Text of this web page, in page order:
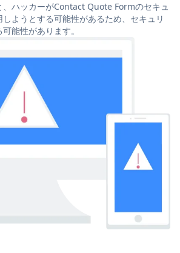
、ハッカーがContact Quote Formのセキュ
ようとする可能性があるため、セキュリ
能性があります。